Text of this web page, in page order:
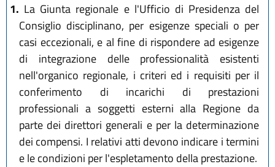
1. La Giunta regionale e l'Ufficio di Presidenza del
Consiglio disciplinano, per esigenze speciali o per
casi eccezionali, e al fine di rispondere ad esigenze
di integrazione delle professionalità esistenti
nell'organico regionale, i criteri ed i requisiti per il
conferimento di incarichi di prestazioni
professionali a soggetti esterni alla Regione da
parte dei direttori generali e per la determinazione
dei compensi. I relativi atti devono indicare i termini
e le condizioni per l'espletamento della prestazione.